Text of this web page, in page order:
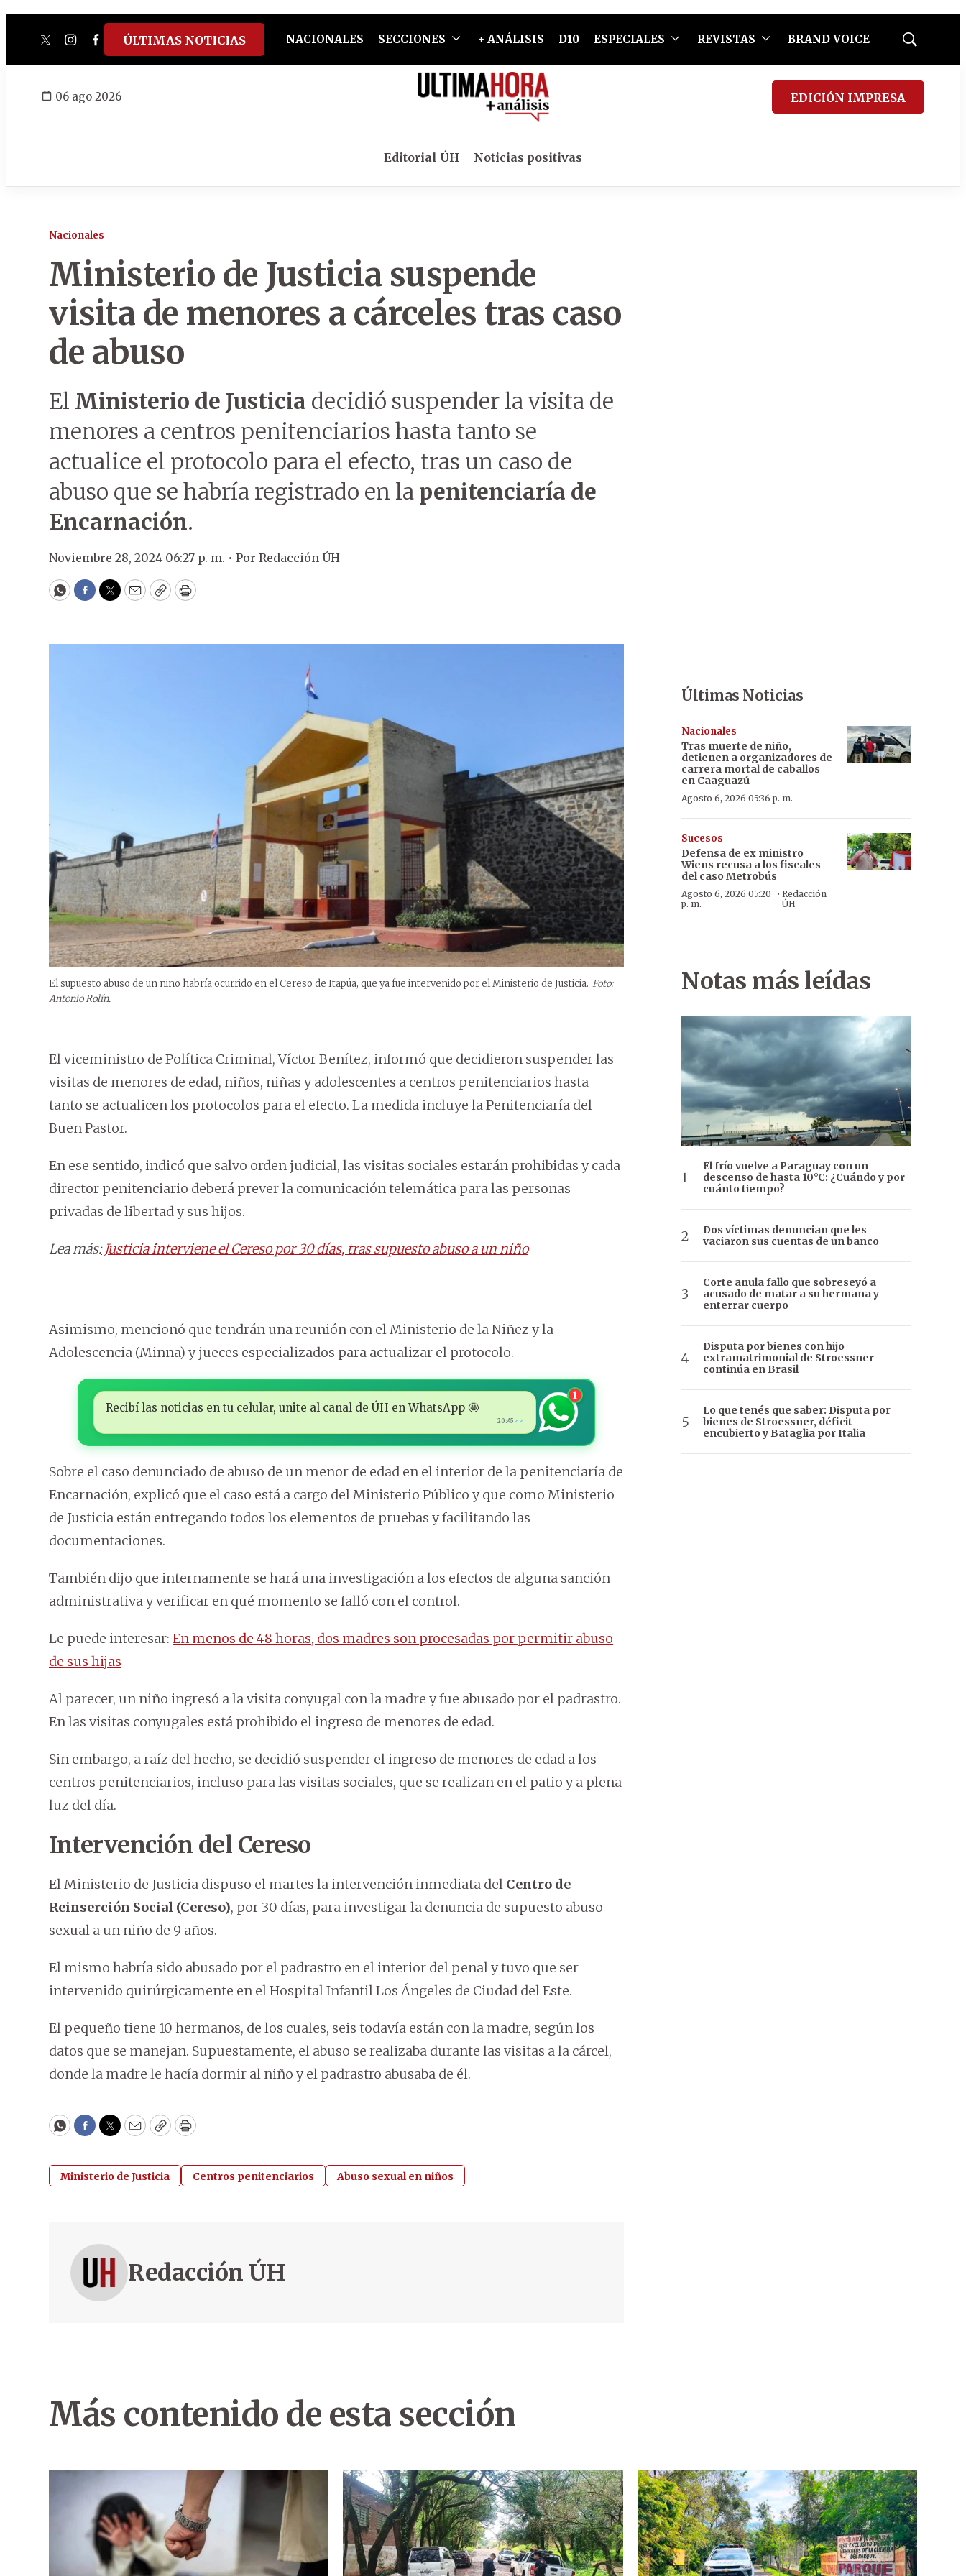
twitterinstagram
facebook
tiktokyoutube
spotify
ÚLTIMAS NOTICIAS NACIONALES SECCIONES + ANÁLISIS D10 ESPECIALES REVISTAS BRAND VOICE
Mostrar
06 ago 2026 EDICIÓN IMPRESA
Editorial ÚH Noticias positivas
Nacionales
Ministerio de Justicia suspende
visita de menores a cárceles tras caso
de abuso
El Ministerio de Justicia decidió suspender la visita de
menores a centros penitenciarios hasta tanto se
actualice el protocolo para el efecto, tras un caso de
abuso que se habría registrado en la penitenciaría de
Encarnación.
Noviembre 28, 2024 06:27 p. m. • Por Redacción ÚH
WhatsApp
Facebook
Twitter
EmailCopyPrint
El supuesto abuso de un niño habría ocurrido en el Cereso de Itapúa, que ya fue intervenido por el Ministerio de Justicia. Foto:
Antonio Rolín.
El viceministro de Política Criminal, Víctor Benítez, informó que decidieron suspender las
visitas de menores de edad, niños, niñas y adolescentes a centros penitenciarios hasta
tanto se actualicen los protocolos para el efecto. La medida incluye la Penitenciaría del
Buen Pastor.
En ese sentido, indicó que salvo orden judicial, las visitas sociales estarán prohibidas y cada
director penitenciario deberá prever la comunicación telemática para las personas
privadas de libertad y sus hijos.
Lea más:Justicia interviene el Cereso por 30 días, tras supuesto abuso a un niño
Asimismo, mencionó que tendrán una reunión con el Ministerio de la Niñez y la
Adolescencia (Minna) y jueces especializados para actualizar el protocolo.
Recibí las noticias en tu celular, unite al canal de ÚH en WhatsApp 🤩
20:45 ✓✓
1
Sobre el caso denunciado de abuso de un menor de edad en el interior de la penitenciaría de
Encarnación, explicó que el caso está a cargo del Ministerio Público y que como Ministerio
de Justicia están entregando todos los elementos de pruebas y facilitando las
documentaciones.
También dijo que internamente se hará una investigación a los efectos de alguna sanción
administrativa y verificar en qué momento se falló con el control.
Le puede interesar: En menos de 48 horas, dos madres son procesadas por permitir abuso
de sus hijas
Al parecer, un niño ingresó a la visita conyugal con la madre y fue abusado por el padrastro.
En las visitas conyugales está prohibido el ingreso de menores de edad.
Sin embargo, a raíz del hecho, se decidió suspender el ingreso de menores de edad a los
centros penitenciarios, incluso para las visitas sociales, que se realizan en el patio y a plena
luz del día.
Intervención del Cereso
El Ministerio de Justicia dispuso el martes la intervención inmediata del Centro de
Reinserción Social (Cereso), por 30 días, para investigar la denuncia de supuesto abuso
sexual a un niño de 9 años.
El mismo habría sido abusado por el padrastro en el interior del penal y tuvo que ser
intervenido quirúrgicamente en el Hospital Infantil Los Ángeles de Ciudad del Este.
El pequeño tiene 10 hermanos, de los cuales, seis todavía están con la madre, según los
datos que se manejan. Supuestamente, el abuso se realizaba durante las visitas a la cárcel,
donde la madre le hacía dormir al niño y el padrastro abusaba de él.
WhatsApp
Facebook
Twitter
EmailCopyPrint
Ministerio de Justicia Centros penitenciarios Abuso sexual en niños
Redacción ÚH
Últimas Noticias
Nacionales
Tras muerte de niño,
detienen a organizadores de
carrera mortal de caballos
en Caaguazú
Agosto 6, 2026 05:36 p. m.
Sucesos
Defensa de ex ministro
Wiens recusa a los fiscales
del caso Metrobús
Agosto 6, 2026 05:20
p. m.
· Redacción
ÚH
Notas más leídas
El frío vuelve a Paraguay con un
descenso de hasta 10°C: ¿Cuándo y por
cuánto tiempo?
Dos víctimas denuncian que les
vaciaron sus cuentas de un banco
Corte anula fallo que sobreseyó a
acusado de matar a su hermana y
enterrar cuerpo
Disputa por bienes con hijo
extramatrimonial de Stroessner
continúa en Brasil
Lo que tenés que saber: Disputa por
bienes de Stroessner, déficit
encubierto y Bataglia por Italia
Más contenido de esta sección